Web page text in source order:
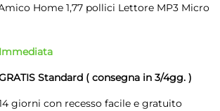
Home 1,77 pollici Lettore MP3 Micro
Immediata
Standard ( consegna in 3/4gg. )
giorni con recesso facile e gratuito